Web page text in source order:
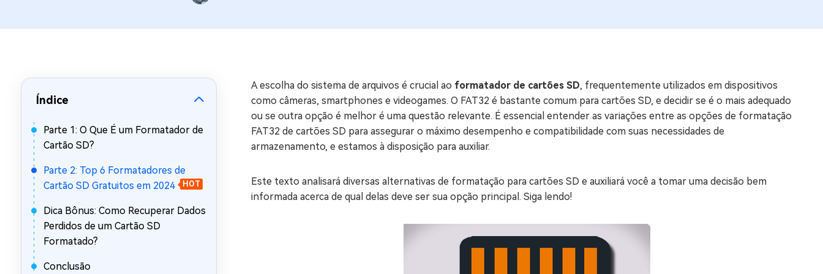
Corrigir Problemas de Windows em Minutos
Mac Boot Genius
Corrigir Erros de Mac Grátis
Windows 11 Upgrade Checker
Índice
Parte 1: O Que É um Formatador de
Cartão SD?
Parte 2: Top 6 Formatadores de
Cartão SD Gratuitos em 2024
HOT
Dica Bônus: Como Recuperar Dados
Perdidos de um Cartão SD
Formatado?
Conclusão
A escolha do sistema de arquivos é crucial ao formatador de cartões SD, frequentemente utilizados em dispositivos
como câmeras, smartphones e videogames. O FAT32 é bastante comum para cartões SD, e decidir se é o mais adequado
ou se outra opção é melhor é uma questão relevante. É essencial entender as variações entre as opções de formatação
FAT32 de cartões SD para assegurar o máximo desempenho e compatibilidade com suas necessidades de
armazenamento, e estamos à disposição para auxiliar.
Este texto analisará diversas alternativas de formatação para cartões SD e auxiliará você a tomar uma decisão bem
informada acerca de qual delas deve ser sua opção principal. Siga lendo!